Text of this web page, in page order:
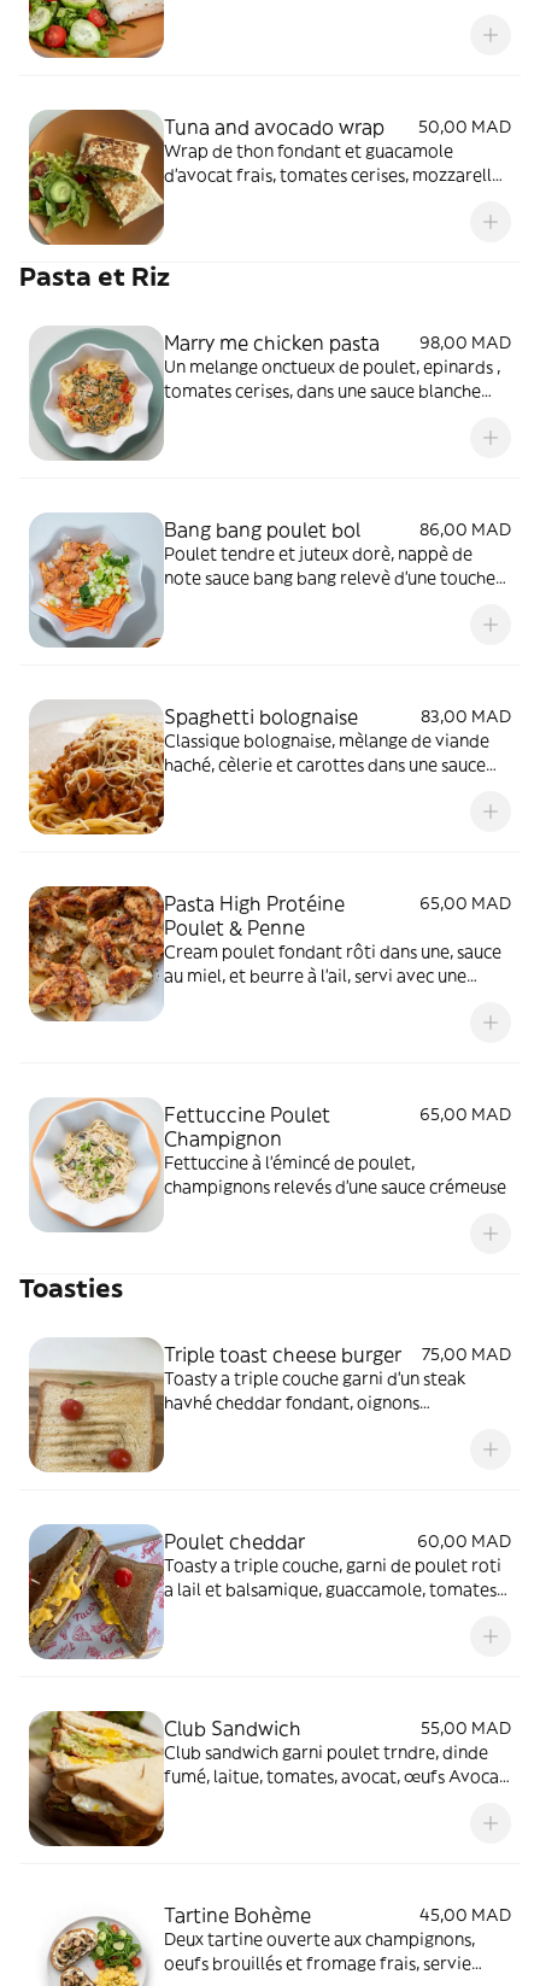
Tuna and avocado wrap
50,00 MAD
Wrap de thon fondant et guacamole
d'avocat frais, tomates cerises, mozzarella,
Pasta et Riz
Marry me chicken pasta
98,00 MAD
Un melange onctueux de poulet, epinards ,
tomates cerises, dans une sauce blanche
Bang bang poulet bol
86,00 MAD
Poulet tendre et juteux dorè, nappè de
note sauce bang bang relevè d'une touche
èpicè servi sur un lit de riz accompagnè de
Spaghetti bolognaise
83,00 MAD
Classique bolognaise, mèlange de viande
haché, cèlerie et carottes dans une sauce
Pasta High Protéine
Poulet & Penne
65,00 MAD
Cream poulet fondant rôti dans une, sauce
au miel, et beurre à l'ail, servi avec une
Fettuccine Poulet
Champignon
65,00 MAD
Fettuccine à l'émincé de poulet,
champignons relevés d'une sauce crémeuse
Toasties
Triple toast cheese burger
75,00 MAD
Toasty a triple couche garni d’un steak
havhé cheddar fondant, oignons
Poulet cheddar
60,00 MAD
Toasty a triple couche, garni de poulet roti
a lail et balsamique, guaccamole, tomates
Club Sandwich
55,00 MAD
Club sandwich garni poulet trndre, dinde
fumé, laitue, tomates, avocat, œufs Avocat
Tartine Bohème
45,00 MAD
Deux tartine ouverte aux champignons,
oeufs brouillés et fromage frais, servie